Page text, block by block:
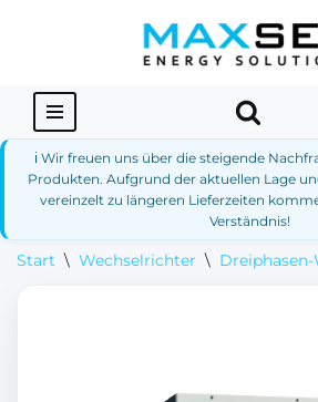
springen
ℹ️ Wir freuen uns über die steigende
Produkten. Aufgrund der aktuellen Lage
vereinzelt zu längeren Lieferzeiten
Verständnis!
Start \ Wechselrichter \